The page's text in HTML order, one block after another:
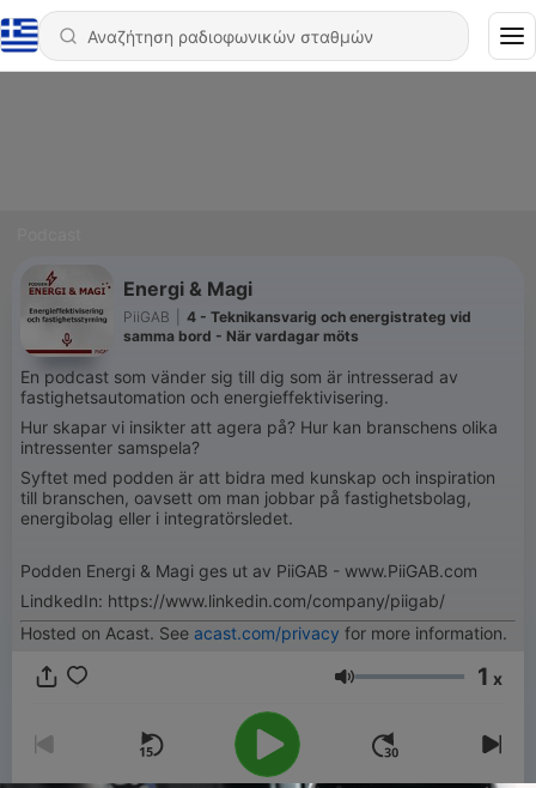
Energi & Magi
PiiGAB
4 - Teknikansvarig och energistrateg vid
samma bord - När vardagar möts
En podcast som vänder sig till dig som är intresserad av
fastighetsautomation och energieffektivisering.
Hur skapar vi insikter att agera på? Hur kan branschens olika
intressenter samspela?
Syftet med podden är att bidra med kunskap och inspiration
till branschen, oavsett om man jobbar på fastighetsbolag,
energibolag eller i integratörsledet.
Podden Energi & Magi ges ut av PiiGAB - www.PiiGAB.com
LindkedIn: https://www.linkedin.com/company/piigab/
Hosted on Acast. See acast.com/privacy for more information.
Ένταση 1 x